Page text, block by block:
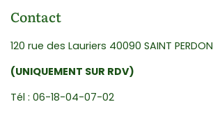
Contact
120 rue des Lauriers 40090 SAINT PERDON
(UNIQUEMENT SUR RDV)
Tél : 06-18-04-07-02